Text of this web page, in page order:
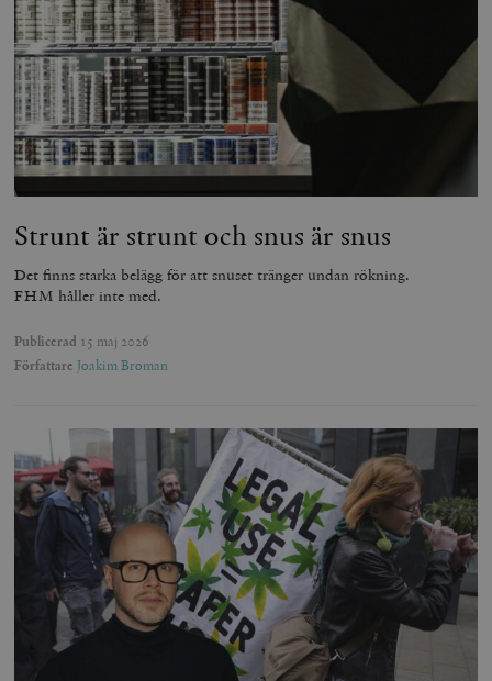
Strunt är strunt och snus är snus
Det finns starka belägg för att snuset tränger undan rökning.
FHM håller inte med.
Publicerad 15 maj 2026
Författare Joakim Broman